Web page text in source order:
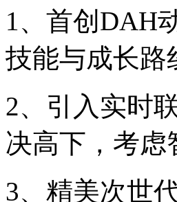
1、首创DAH
技能与成长路
2、引入实时
决高下，考虑
3、精美次世